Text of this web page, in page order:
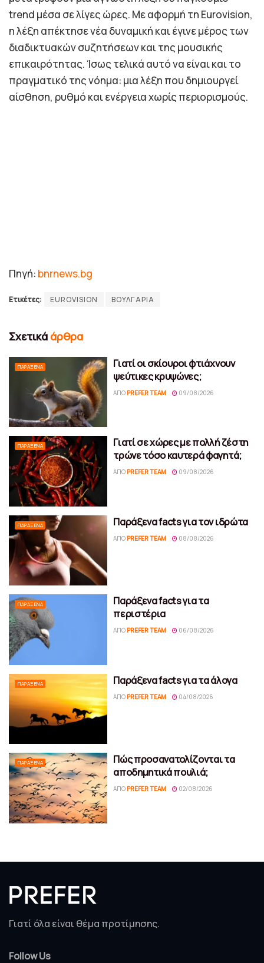
trend μέσα σε λίγες ώρες. Με αφορμή τη Eurovision,
η λέξη απέκτησε νέα δυναμική και έγινε μέρος των
διαδικτυακών συζητήσεων και της μουσικής
επικαιρότητας. Ίσως τελικά αυτό να είναι και το
πραγματικό της νόημα: μια λέξη που δημιουργεί
αίσθηση, ρυθμό και ενέργεια χωρίς περιορισμούς.
Πηγή: bnrnews.bg
Ετικέτες: EUROVISION ΒΟΥΛΓΑΡΙΑ
Σχετικά άρθρα
ΠΑΡΆΞΕΝΑ
Γιατί οι σκίουροι φτιάχνουν
ψεύτικες κρυψώνες;
ΑΠΌ PREFER TEAM 09/08/2026
ΠΑΡΆΞΕΝΑ
Γιατί σε χώρες με πολλή ζέστη
τρώνε τόσο καυτερά φαγητά;
ΑΠΌ PREFER TEAM 09/08/2026
ΠΑΡΆΞΕΝΑ Παράξενα facts για τον ιδρώτα
ΑΠΌ PREFER TEAM 08/08/2026
ΠΑΡΆΞΕΝΑ
Παράξενα facts για τα
περιστέρια
ΑΠΌ PREFER TEAM 06/08/2026
ΠΑΡΆΞΕΝΑ Παράξενα facts για τα άλογα
ΑΠΌ PREFER TEAM 04/08/2026
ΠΑΡΆΞΕΝΑ
Πώς προσανατολίζονται τα
αποδημητικά πουλιά;
ΑΠΌ PREFER TEAM 02/08/2026
Γιατί όλα είναι θέμα προτίμησης.
Follow Us